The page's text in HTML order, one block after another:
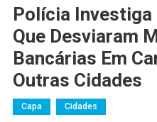
Polícia
Que Desviaram
Bancárias Em
Outras Cidades
Capa Cidades